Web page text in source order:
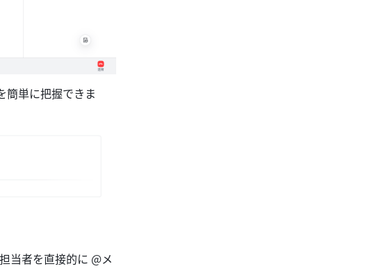
簡単に把握できま
当者を直接的に @メ